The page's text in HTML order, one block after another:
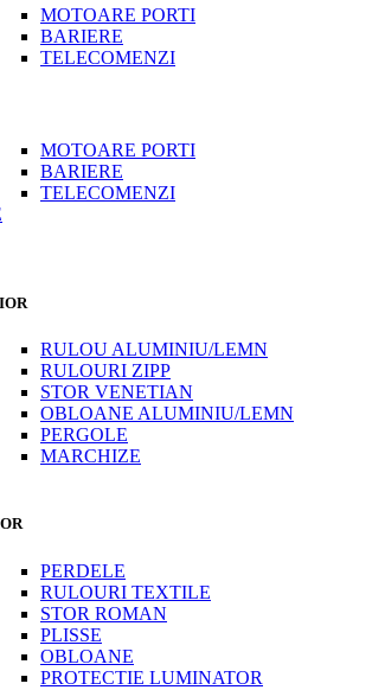
MOTOARE PORTI
BARIERE
TELECOMENZI
MOTOARE PORTI
BARIERE
TELECOMENZI
RULOU ALUMINIU/LEMN
RULOURI ZIPP
STOR VENETIAN
OBLOANE ALUMINIU/LEMN
PERGOLE
MARCHIZE
PERDELE
RULOURI TEXTILE
STOR ROMAN
PLISSE
OBLOANE
PROTECTIE LUMINATOR